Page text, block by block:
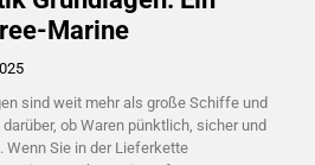
Marine
sind weit mehr als große Schiffe und
ob Waren pünktlich, sicher und
Sie in der Lieferkette